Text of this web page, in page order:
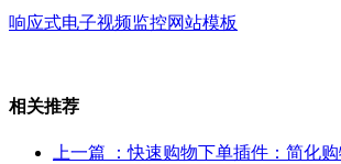
响应式电子视频监控网站模板
相关推荐
上一篇
：快速购物下单插件：简化